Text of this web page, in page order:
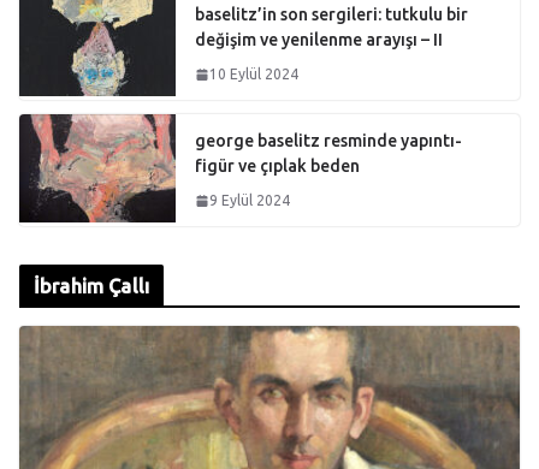
baselitz’in son sergileri: tutkulu bir
değişim ve yenilenme arayışı – II
10 Eylül 2024
george baselitz resminde yapıntı-
figür ve çıplak beden
9 Eylül 2024
İbrahim Çallı